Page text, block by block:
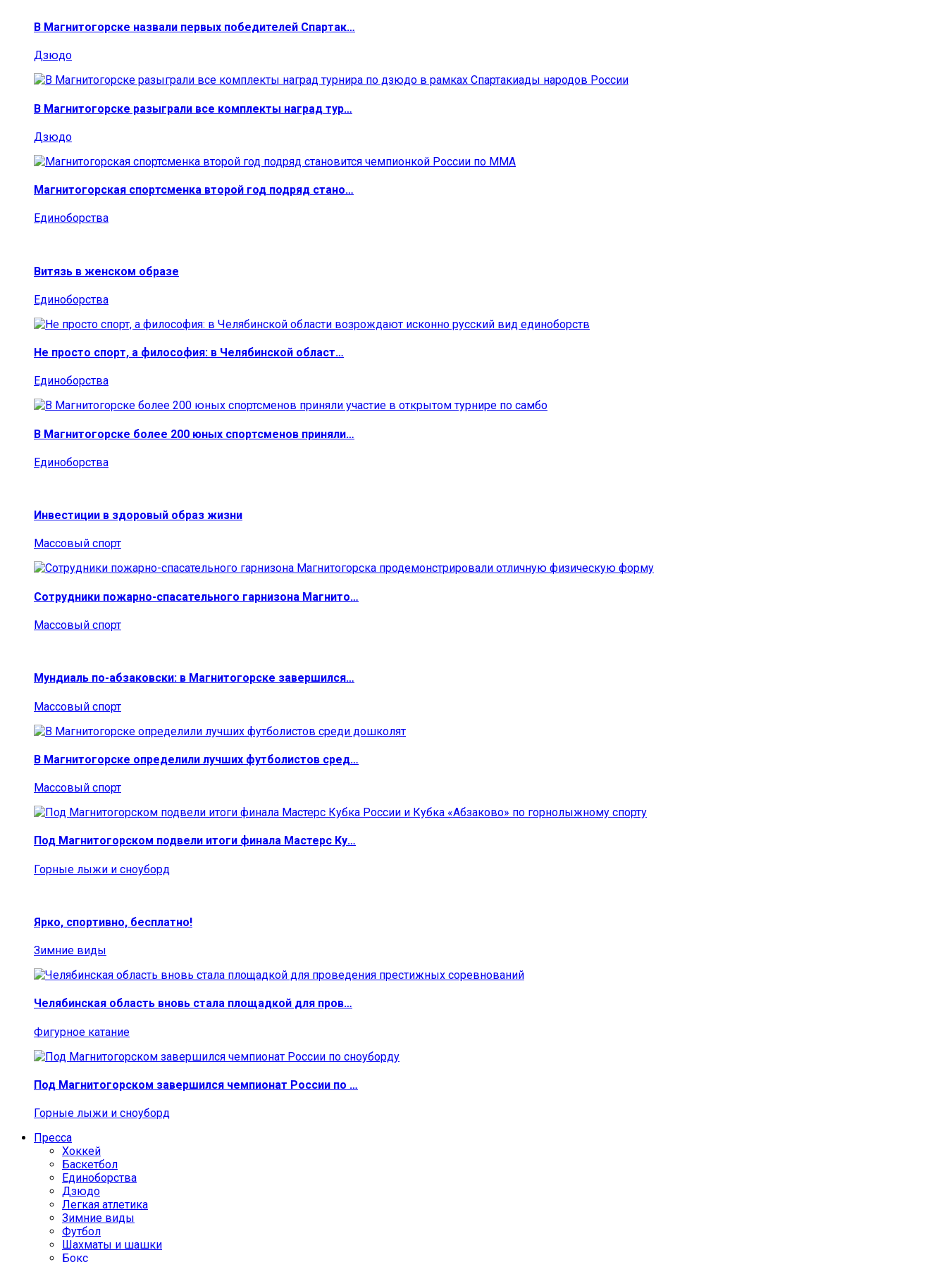
В Магнитогорске назвали первых победителей Спартак…
Дзюдо
В Магнитогорске разыграли все комплекты наград тур…
Дзюдо
Магнитогорская спортсменка второй год подряд стано…
Единоборства
Витязь в женском образе
Единоборства
Не просто спорт, а философия: в Челябинской област…
Единоборства
В Магнитогорске более 200 юных спортсменов приняли…
Единоборства
Инвестиции в здоровый образ жизни
Массовый спорт
Сотрудники пожарно-спасательного гарнизона Магнито…
Массовый спорт
Мундиаль по-абзаковски: в Магнитогорске завершился…
Массовый спорт
В Магнитогорске определили лучших футболистов сред…
Массовый спорт
Под Магнитогорском подвели итоги финала Мастерс Ку…
Горные лыжи и сноуборд
Ярко, спортивно, бесплатно!
Зимние виды
Челябинская область вновь стала площадкой для пров…
Фигурное катание
Под Магнитогорском завершился чемпионат России по …
Горные лыжи и сноуборд
Пресса
Хоккей
Баскетбол
Единоборства
Дзюдо
Легкая атлетика
Зимние виды
Футбол
Шахматы и шашки
Бокс